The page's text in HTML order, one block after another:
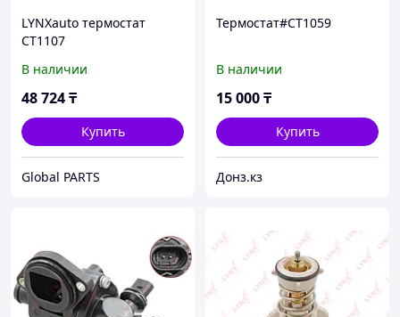
LYNXauto термостат
CT1107
В наличии
48 724₸
Купить
Global PARTS
Термостат#CT1059
В наличии
15 000₸
Купить
Донз.кз